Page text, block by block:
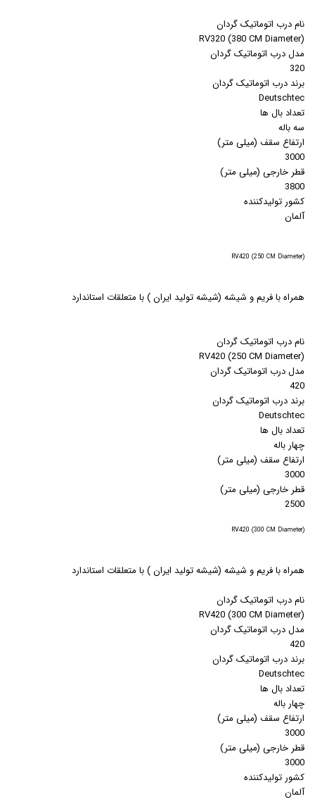
نام درب اتوماتیک گردان
(RV320 (380 CM Diameter
مدل درب اتوماتیک گردان
320
برند درب اتوماتیک گردان
Deutschtec
تعداد بال ها
سه باله
ارتفاع سقف (میلی متر)
3000
قطر خارجی (میلی متر)
3800
کشور تولیدکننده
آلمان
(RV420 (250 CM Diameter
همراه با فريم و شيشه (شيشه توليد ايران ) با متعلقات استاندارد
نام درب اتوماتیک گردان
(RV420 (250 CM Diameter
مدل درب اتوماتیک گردان
420
برند درب اتوماتیک گردان
Deutschtec
تعداد بال ها
چهار باله
ارتفاع سقف (میلی متر)
3000
قطر خارجی (میلی متر)
2500
(RV420 (300 CM Diameter
همراه با فريم و شيشه (شيشه توليد ايران ) با متعلقات استاندارد
نام درب اتوماتیک گردان
(RV420 (300 CM Diameter
مدل درب اتوماتیک گردان
420
برند درب اتوماتیک گردان
Deutschtec
تعداد بال ها
چهار باله
ارتفاع سقف (میلی متر)
3000
قطر خارجی (میلی متر)
3000
کشور تولیدکننده
آلمان